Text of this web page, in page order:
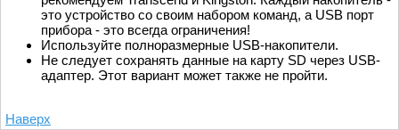
это устройство со своим набором команд, а USB порт
прибора - это всегда ограничения!
Используйте полноразмерные USB-накопители.
Не следует сохранять данные на карту SD через USB-
адаптер. Этот вариант может также не пройти.
Наверх